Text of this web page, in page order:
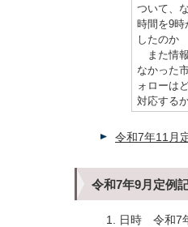
ついて、
時間を9時
したのか
また情
なかった
ォローは
対応するか
令和7年11月
令和7年9月定例
日時 令和7